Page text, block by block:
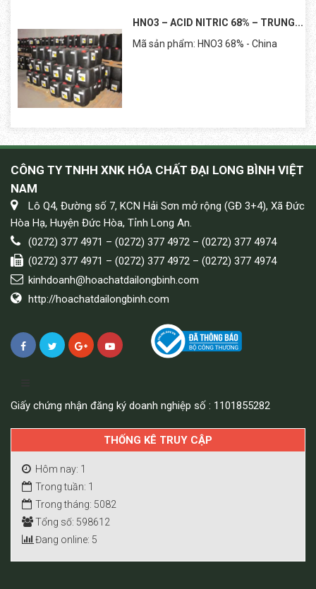
HNO3 – ACID NITRIC 68% – TRUNG...
Mã sản phẩm: HNO3 68% - China
CÔNG TY TNHH XNK HÓA CHẤT ĐẠI LONG BÌNH VIỆT
NAM
Lô Q4, Đường số 7, KCN Hải Sơn mở rộng (GĐ 3+4), Xã Đức
Hòa Hạ, Huyện Đức Hòa, Tỉnh Long An.
(0272) 377 4971 – (0272) 377 4972 – (0272) 377 4974
(0272) 377 4971 – (0272) 377 4972 – (0272) 377 4974
kinhdoanh@hoachatdailongbinh.com
http://hoachatdailongbinh.com
Giấy chứng nhận đăng ký doanh nghiệp số : 1101855282
THỐNG KÊ TRUY CẬP
Hôm nay: 1
Trong tuần: 1
Trong tháng: 5082
Tổng số: 598612
Đang online: 5